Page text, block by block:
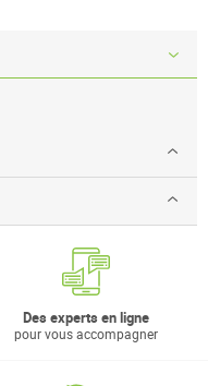
Des experts en ligne
pour vous accompagner